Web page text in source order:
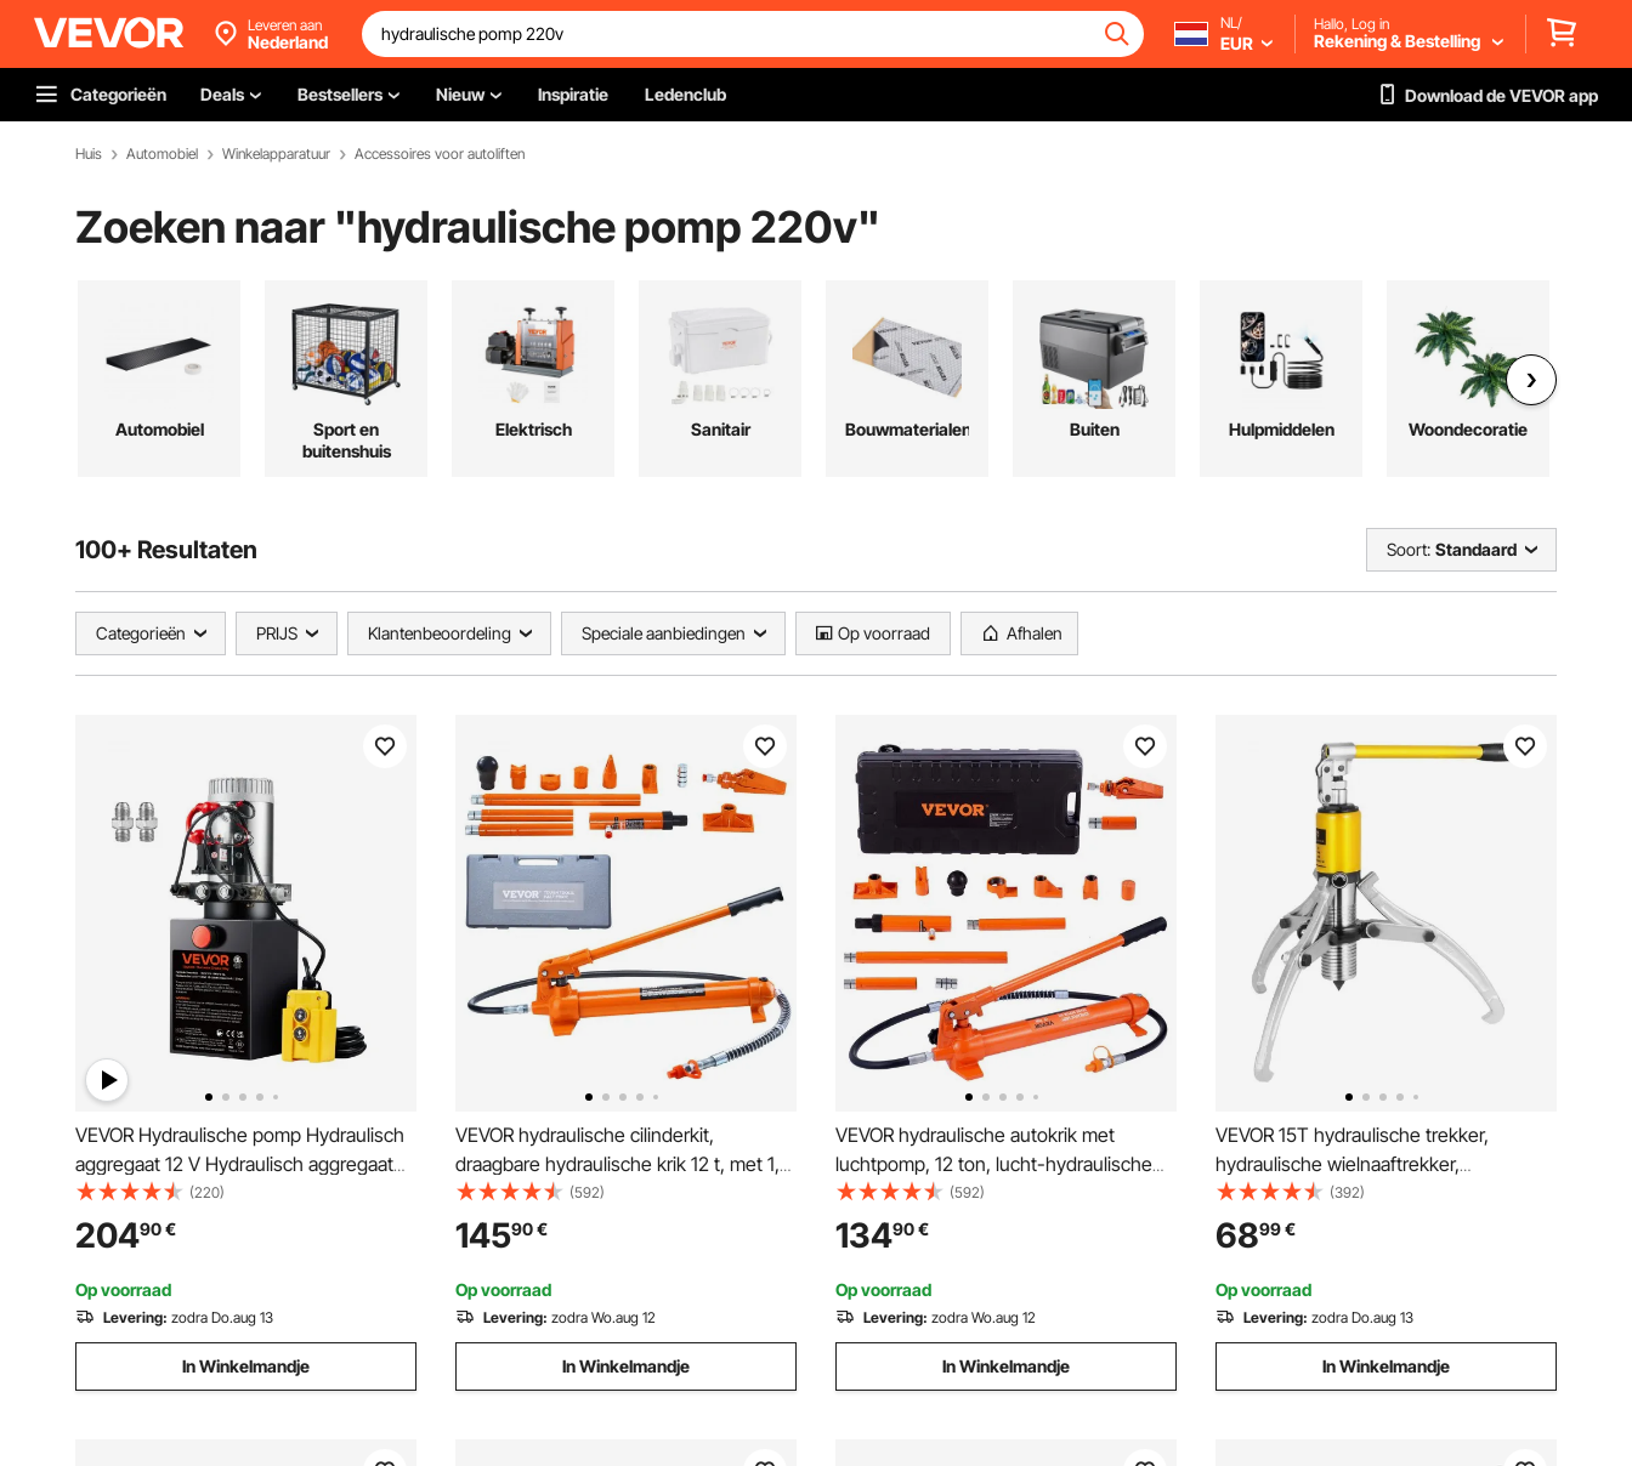
Leveren aan
Nederland
NL/
EUR
Hallo, Log in
Rekening & Bestelling
Categorieën Deals Bestsellers Nieuw Inspiratie Ledenclub Download de VEVOR app
Huis Automobiel Winkelapparatuur Accessoires voor autoliften
Zoeken naar "hydraulische pomp 220v"
Automobiel
Sport en
buitenshuis
Elektrisch Sanitair Bouwmaterialen Buiten Hulpmiddelen Woondecoratie
100+ Resultaten Soort: Standaard
Categorieën PRIJS Klantenbeoordeling Speciale aanbiedingen Op voorraad Afhalen
VEVOR Hydraulische pomp Hydraulisch
aggregaat 12 V Hydraulisch aggregaat
1600 W, Dubbelwerkende hydraulische
pomp Hydraulisch aggregaat, 1,5 gal
tank Handpomp Hydraulisch aggregaat,
voor liften, heftrucks etc.
(220)
20490€
Op voorraad
Levering: zodra Do.aug 13
In Winkelmandje
VEVOR hydraulische cilinderkit,
draagbare hydraulische krik 12 t, met 1,4
m olieslang, reparatieset voor
carrosserieframe met opbergkoffer voor
autoreparatie, vrachtwagen,
landbouwvoertuig, oranje
(592)
14590€
Op voorraad
Levering: zodra Wo.aug 12
In Winkelmandje
VEVOR hydraulische autokrik met
luchtpomp, 12 ton, lucht-hydraulische
krik, 135 mm slag, rood, incl.
verlengstukken van 100 / 195 / 300 /
500 mm, elektrostatische
poedercoating, autowerkplaats
(592)
13490€
Op voorraad
Levering: zodra Wo.aug 12
In Winkelmandje
VEVOR 15T hydraulische trekker,
hydraulische wielnaaftrekker,
vliegwieltrekker, 3-klauw, hydraulische
tandwiel-/lager-/wiellagertrekker, max.
bereik 180 mm, hydraulische trekker,
lager
(392)
6899€
Op voorraad
Levering: zodra Do.aug 13
In Winkelmandje